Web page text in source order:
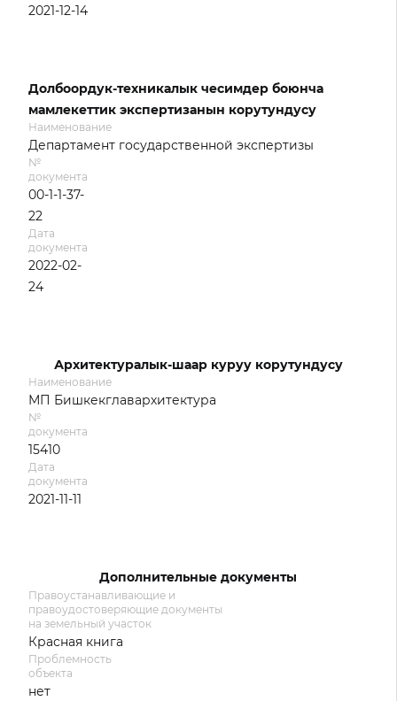
2021-12-14
Долбоордук-техникалык чесимдер боюнча
мамлекеттик экспертизанын корутундусу
Наименование
Департамент государственной экспертизы
№
документа
00-1-1-37-
22
Дата
документа
2022-02-
24
Архитектуралык-шаар куруу корутундусу
Наименование
МП Бишкекглавархитектура
№
документа
15410
Дата
документа
2021-11-11
Дополнительные документы
Правоустанавливающие и
правоудостоверяющие документы
на земельный участок
Красная книга
Проблемность
объекта
нет